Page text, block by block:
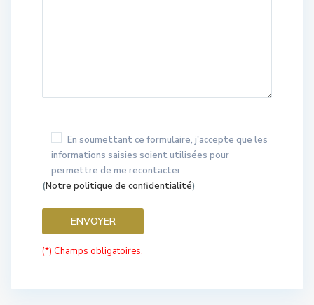
En soumettant ce formulaire, j'accepte que les
informations saisies soient utilisées pour
permettre de me recontacter
(Notre politique de confidentialité)
(*) Champs obligatoires.